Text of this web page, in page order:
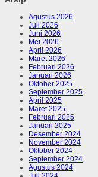
Agustus 2026
Juli 2026
Juni 2026
Mei 2026
April 2026
Maret 2026
Februari 2026
Januari 2026
Oktober 2025
September 2025
April 2025
Maret 2025
Februari 2025
Januari 2025
Desember 2024
November 2024
Oktober 2024
September 2024
Agustus 2024